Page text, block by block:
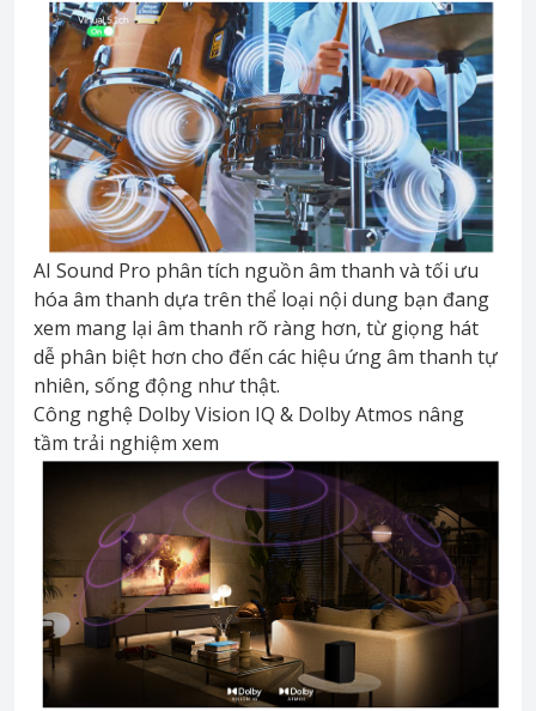
AI Sound Pro phân tích nguồn âm thanh và tối ưu
hóa âm thanh dựa trên thể loại nội dung bạn đang
xem mang lại âm thanh rõ ràng hơn, từ giọng hát
dễ phân biệt hơn cho đến các hiệu ứng âm thanh tự
nhiên, sống động như thật.
Công nghệ Dolby Vision IQ & Dolby Atmos nâng
tầm trải nghiệm xem